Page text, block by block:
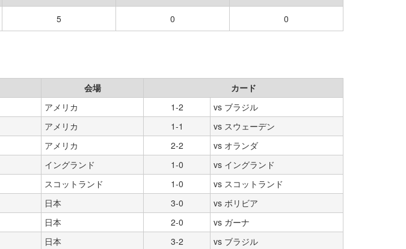
5 0 0
会場
カード
アメリカ 1-2
vs ブラジル
アメリカ 1-1
vs スウェーデン
アメリカ 2-2
vs オランダ
イングランド 1-0
vs イングランド
スコットランド 1-0
vs スコットランド
日本 3-0
vs ボリビア
日本 2-0
vs ガーナ
日本 3-2
vs ブラジル